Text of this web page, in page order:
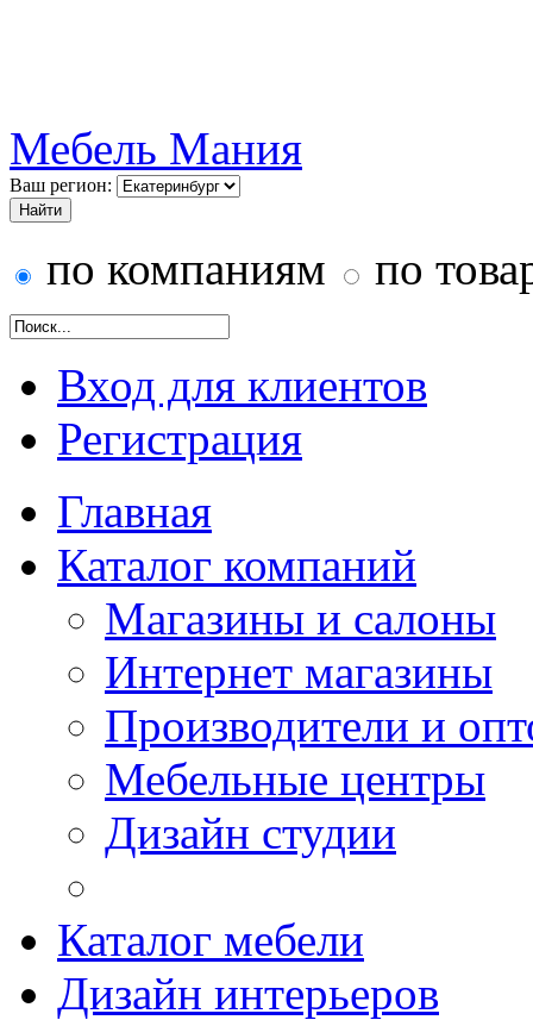
Мебель Мания
Ваш регион:
по компаниям по
Вход для клиентов
Регистрация
Главная
Каталог компаний
Магазины и салоны
Интернет магазины
Производители и
Мебельные центры
Дизайн студии
Каталог мебели
Дизайн интерьеров